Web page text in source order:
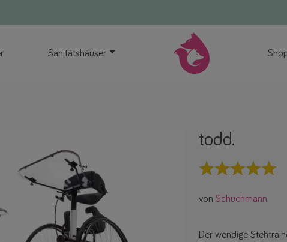
Sanitätshäuser
todd.
von Schuchmann
Der wendige